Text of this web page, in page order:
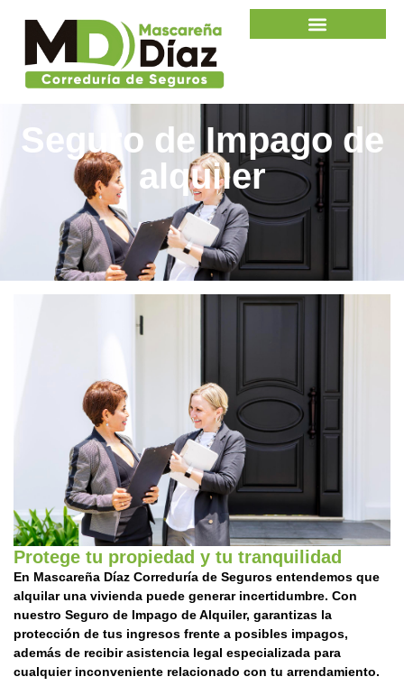
Seguro de Impago de
alquiler
Protege tu propiedad y tu tranquilidad
En Mascareña Díaz Correduría de Seguros entendemos que
alquilar una vivienda puede generar incertidumbre. Con
nuestro Seguro de Impago de Alquiler, garantizas la
protección de tus ingresos frente a posibles impagos,
además de recibir asistencia legal especializada para
cualquier inconveniente relacionado con tu arrendamiento.